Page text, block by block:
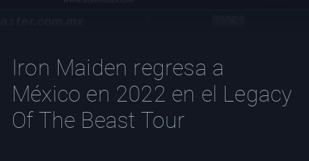
Iron Maiden regresa a
México en 2022 en el Legacy
Of The Beast Tour